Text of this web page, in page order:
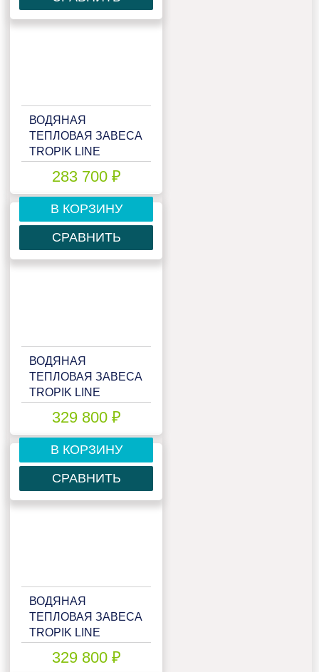
ВОДЯНАЯ
ТЕПЛОВАЯ ЗАВЕСА
TROPIK LINE
TECHNO
283 700 ₽
В КОРЗИНУ
СРАВНИТЬ
ВОДЯНАЯ
ТЕПЛОВАЯ ЗАВЕСА
TROPIK LINE
329 800 ₽
В КОРЗИНУ
СРАВНИТЬ
ВОДЯНАЯ
ТЕПЛОВАЯ ЗАВЕСА
TROPIK LINE
329 800 ₽